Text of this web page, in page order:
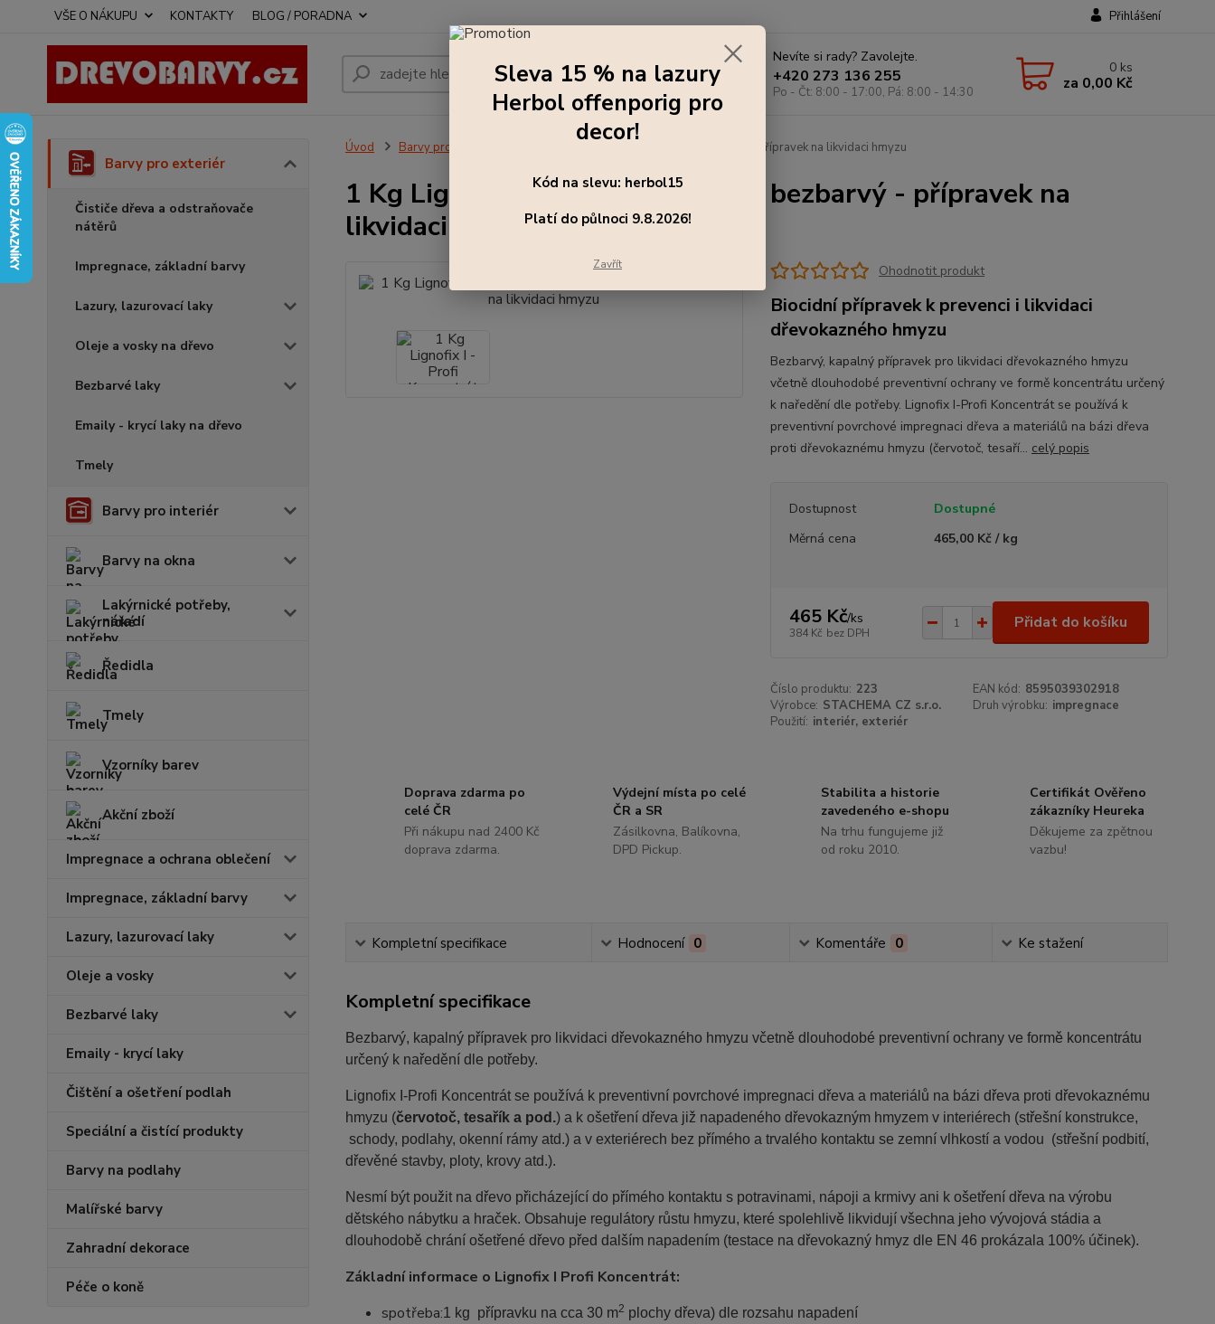
VŠE O NÁKUPU KONTAKTY BLOG / PORADNA Přihlášení
Hledat
Nevíte si rady? Zavolejte.
+420 273 136 255
Po - Čt: 8:00 - 17:00, Pá: 8:00 - 14:30
0 ks
za 0,00 Kč
Barvy pro exteriér
Čističe dřeva a odstraňovače
nátěrů
Impregnace, základní barvy
Lazury, lazurovací laky
Oleje a vosky na dřevo
Bezbarvé laky
Emaily - krycí laky na dřevo
Tmely
Barvy pro interiér
Barvy na okna
Lakýrnické potřeby,
nářadí
Ředidla
Tmely
Vzorníky barev
Akční zboží
Impregnace a ochrana oblečení
Impregnace, základní barvy
Lazury, lazurovací laky
Oleje a vosky
Bezbarvé laky
Emaily - krycí laky
Čištění a ošetření podlah
Speciální a čistící produkty
Barvy na podlahy
Malířské barvy
Zahradní dekorace
Péče o koně
Úvod Barvy pro exteriér 1 Kg Lignofix I - Profi Koncentrát bezbarvý - přípravek na likvidaci hmyzu
1 Kg Lignofix I - Profi Koncentrát bezbarvý - přípravek na
likvidaci hmyzu
Ohodnotit produkt
Biocidní přípravek k prevenci i likvidaci
dřevokazného hmyzu
Bezbarvý, kapalný přípravek pro likvidaci dřevokazného hmyzu
včetně dlouhodobé preventivní ochrany ve formě koncentrátu určený
k naředění dle potřeby. Lignofix I-Profi Koncentrát se používá k
preventivní povrchové impregnaci dřeva a materiálů na bázi dřeva
proti dřevokaznému hmyzu (červotoč, tesaří... celý popis
Dostupnost
Dostupné
Měrná cena
465,00 Kč / kg
465 Kč/ks
384 Kč bez DPH
Přidat do košíku
Číslo produktu: 223 EAN kód: 8595039302918
Výrobce: STACHEMA CZ s.r.o. Druh výrobku: impregnace
Použití: interiér, exteriér
Doprava zdarma po
celé ČR
Při nákupu nad 2400 Kč
doprava zdarma.
Výdejní místa po celé
ČR a SR
Zásilkovna, Balíkovna,
DPD Pickup.
Stabilita a historie
zavedeného e-shopu
Na trhu fungujeme již
od roku 2010.
Certifikát Ověřeno
zákazníky Heureka
Děkujeme za zpětnou
vazbu!
Kompletní specifikace Hodnocení 0 Komentáře 0 Ke stažení
Kompletní specifikace
Bezbarvý, kapalný přípravek pro likvidaci dřevokazného hmyzu včetně dlouhodobé preventivní ochrany ve formě koncentrátu
určený k naředění dle potřeby.
Lignofix I-Profi Koncentrát se používá k preventivní povrchové impregnaci dřeva a materiálů na bázi dřeva proti dřevokaznému
hmyzu (červotoč, tesařík a pod.) a k ošetření dřeva již napadeného dřevokazným hmyzem v interiérech (střešní konstrukce,
schody, podlahy, okenní rámy atd.) a v exteriérech bez přímého a trvalého kontaktu se zemní vlhkostí a vodou (střešní podbití,
dřevěné stavby, ploty, krovy atd.).
Nesmí být použit na dřevo přicházející do přímého kontaktu s potravinami, nápoji a krmivy ani k ošetření dřeva na výrobu
dětského nábytku a hraček. Obsahuje regulátory růstu hmyzu, které spolehlivě likvidují všechna jeho vývojová stádia a
dlouhodobě chrání ošetřené dřevo před dalším napadením (testace na dřevokazný hmyz dle EN 46 prokázala 100% účinek).
Základní informace o Lignofix I Profi Koncentrát:
spotřeba:1 kg přípravku na cca 30 m2 plochy dřeva) dle rozsahu napadení
Sleva 15 % na lazury
Herbol offenporig pro
decor!
Kód na slevu: herbol15
Platí do půlnoci 9.8.2026!
Zavřít